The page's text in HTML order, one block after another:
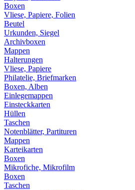
Boxen
Vliese, Papiere, Folien
Beutel
Urkunden, Siegel
Archivboxen
Mappen
Halterungen
Vliese, Papiere
Philatelie, Briefmarken
Boxen, Alben
Einlegemappen
Einsteckkarten
Hüllen
Taschen
Notenblätter, Partituren
Mappen
Karteikarten
Boxen
Mikrofiche, Mikrofilm
Boxen
Taschen